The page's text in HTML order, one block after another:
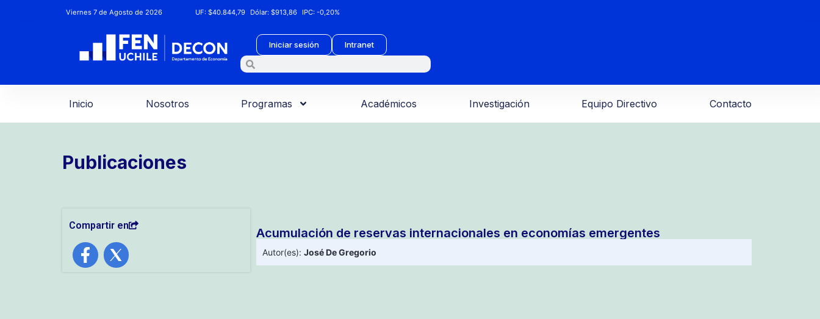
Viernes 7 de Agosto de 2026 UF:$40.844,79 Dólar:$913,86 IPC:-0,20%
Iniciar sesión Intranet
Inicio Nosotros Programas Académicos Investigación Equipo Directivo Contacto
Publicaciones
Compartir en
Acumulación de reservas internacionales en economías emergentes
Autor(es): José De Gregorio